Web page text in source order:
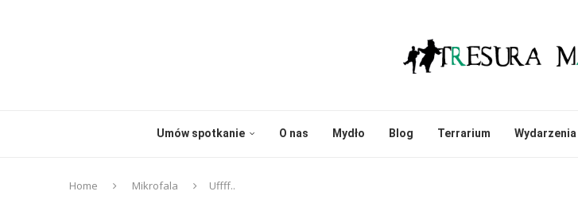
Umów spotkanie O nas Mydło Blog Terrarium Wydarzenia
Home Mikrofala Uffff..